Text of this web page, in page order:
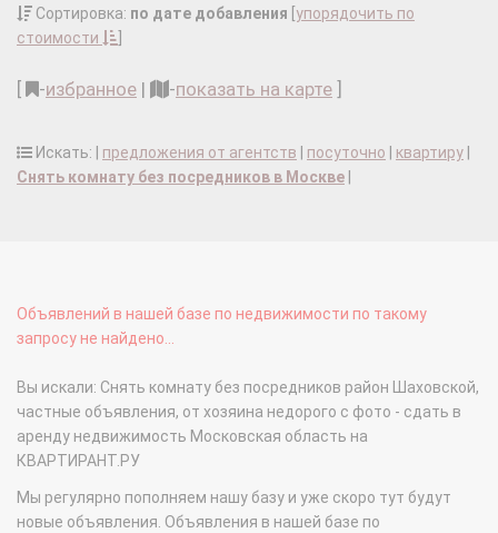
Сортировка: по дате добавления упорядочить по
стоимости
-избранное | -показать на карте
Искать: | предложения от агентств посуточно квартиру
Снять комнату без посредников в Москве
Объявлений в нашей базе по недвижимости по такому
запросу не найдено...
Вы искали: Снять комнату без посредников район Шаховской,
частные объявления, от хозяина недорого с фото - сдать в
аренду недвижимость Московская область на
КВАРТИРАНТ.РУ
Мы регулярно пополняем нашу базу и уже скоро тут будут
новые объявления. Объявления в нашей базе по